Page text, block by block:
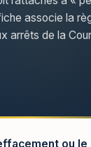
associe la
arrêts de la
ou le